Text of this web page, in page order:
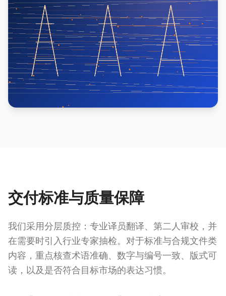
交付标准与质量保障
我们采用分层质控：专业译员翻译、第二人审校，并
在需要时引入行业专家抽检。对于标准与合规文件类
内容，重点核查术语准确、数字与编号一致、版式可
读，以及是否符合目标市场的表达习惯。